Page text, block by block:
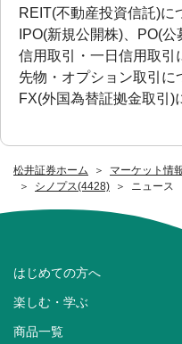
松井証券ホーム
マーケット情
シノプス(4428)
ニュース
REIT(不動産投資信託)に
IPO(新規公開株)、PO(
信用取引・一日信用取引
先物・オプション取引に
FX(外国為替証拠金取引)
はじめての方へ
楽しむ・学ぶ
商品一覧